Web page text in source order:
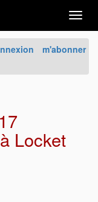
m'abonner
Locket